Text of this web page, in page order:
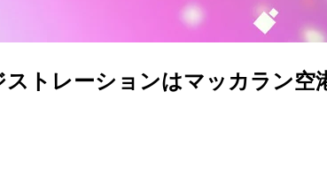
ストレーションはマッカラン